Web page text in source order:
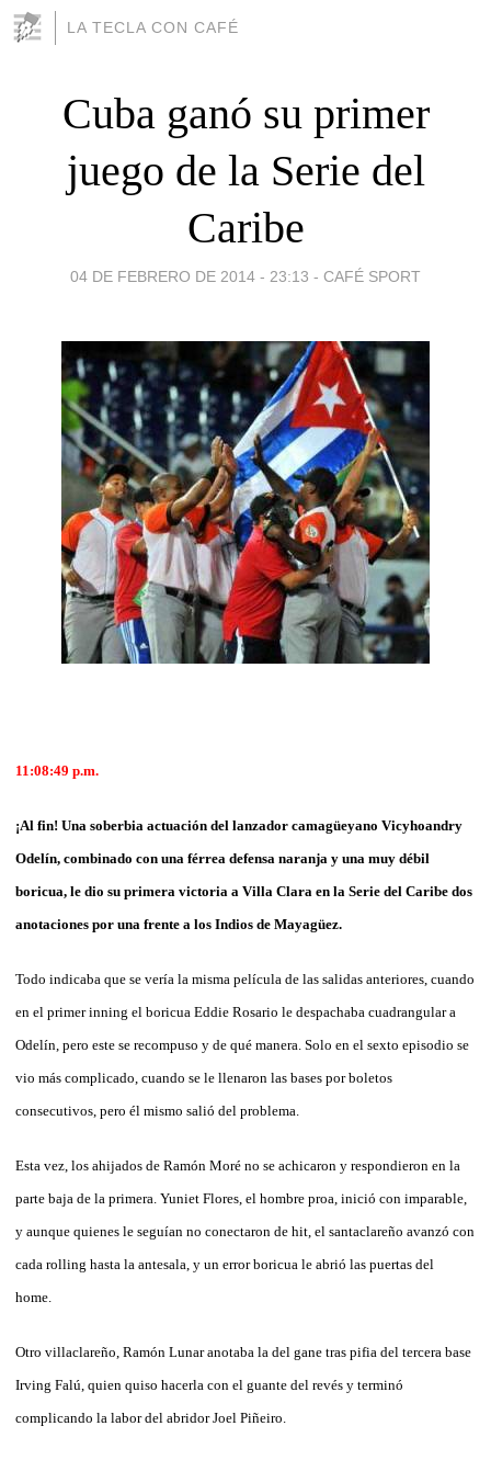
LA TECLA CON CAFÉ
Cuba ganó su primer
juego de la Serie del
Caribe
04 DE FEBRERO DE 2014 - 23:13 - CAFÉ SPORT
11:08:49 p.m.
¡Al fin! Una soberbia actuación del lanzador camagüeyano Vicyhoandry
Odelín, combinado con una férrea defensa naranja y una muy débil
boricua, le dio su primera victoria a Villa Clara en la Serie del Caribe dos
anotaciones por una frente a los Indios de Mayagüez.
Todo indicaba que se vería la misma película de las salidas anteriores, cuando
en el primer inning el boricua Eddie Rosario le despachaba cuadrangular a
Odelín, pero este se recompuso y de qué manera. Solo en el sexto episodio se
vio más complicado, cuando se le llenaron las bases por boletos
consecutivos, pero él mismo salió del problema.
Esta vez, los ahijados de Ramón Moré no se achicaron y respondieron en la
parte baja de la primera. Yuniet Flores, el hombre proa, inició con imparable,
y aunque quienes le seguían no conectaron de hit, el santaclareño avanzó con
cada rolling hasta la antesala, y un error boricua le abrió las puertas del
home.
Otro villaclareño, Ramón Lunar anotaba la del gane tras pifia del tercera base
Irving Falú, quien quiso hacerla con el guante del revés y terminó
complicando la labor del abridor Joel Piñeiro.